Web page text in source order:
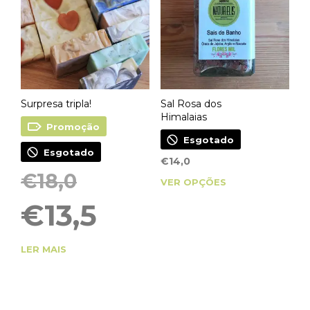
page
Surpresa tripla!
Promoção
Esgotado
€18,0preço
era:
€18,0.
€13,5
LER MAIS
Sal Rosa dos
Himalaias
Esgotado
€14,0
VER OPÇÕESThis